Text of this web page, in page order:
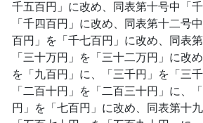
千五百円」に改め、同表第十号中「
「千四百円」に改め、同表第十二号
百円」を「千七百円」に改め、同表
「三十万円」を「三十二万円」に改
を「九百円」に、「三千円」を「三
「二百十円」を「二百三十円」に、
円」を「七百円」に改め、同表第十